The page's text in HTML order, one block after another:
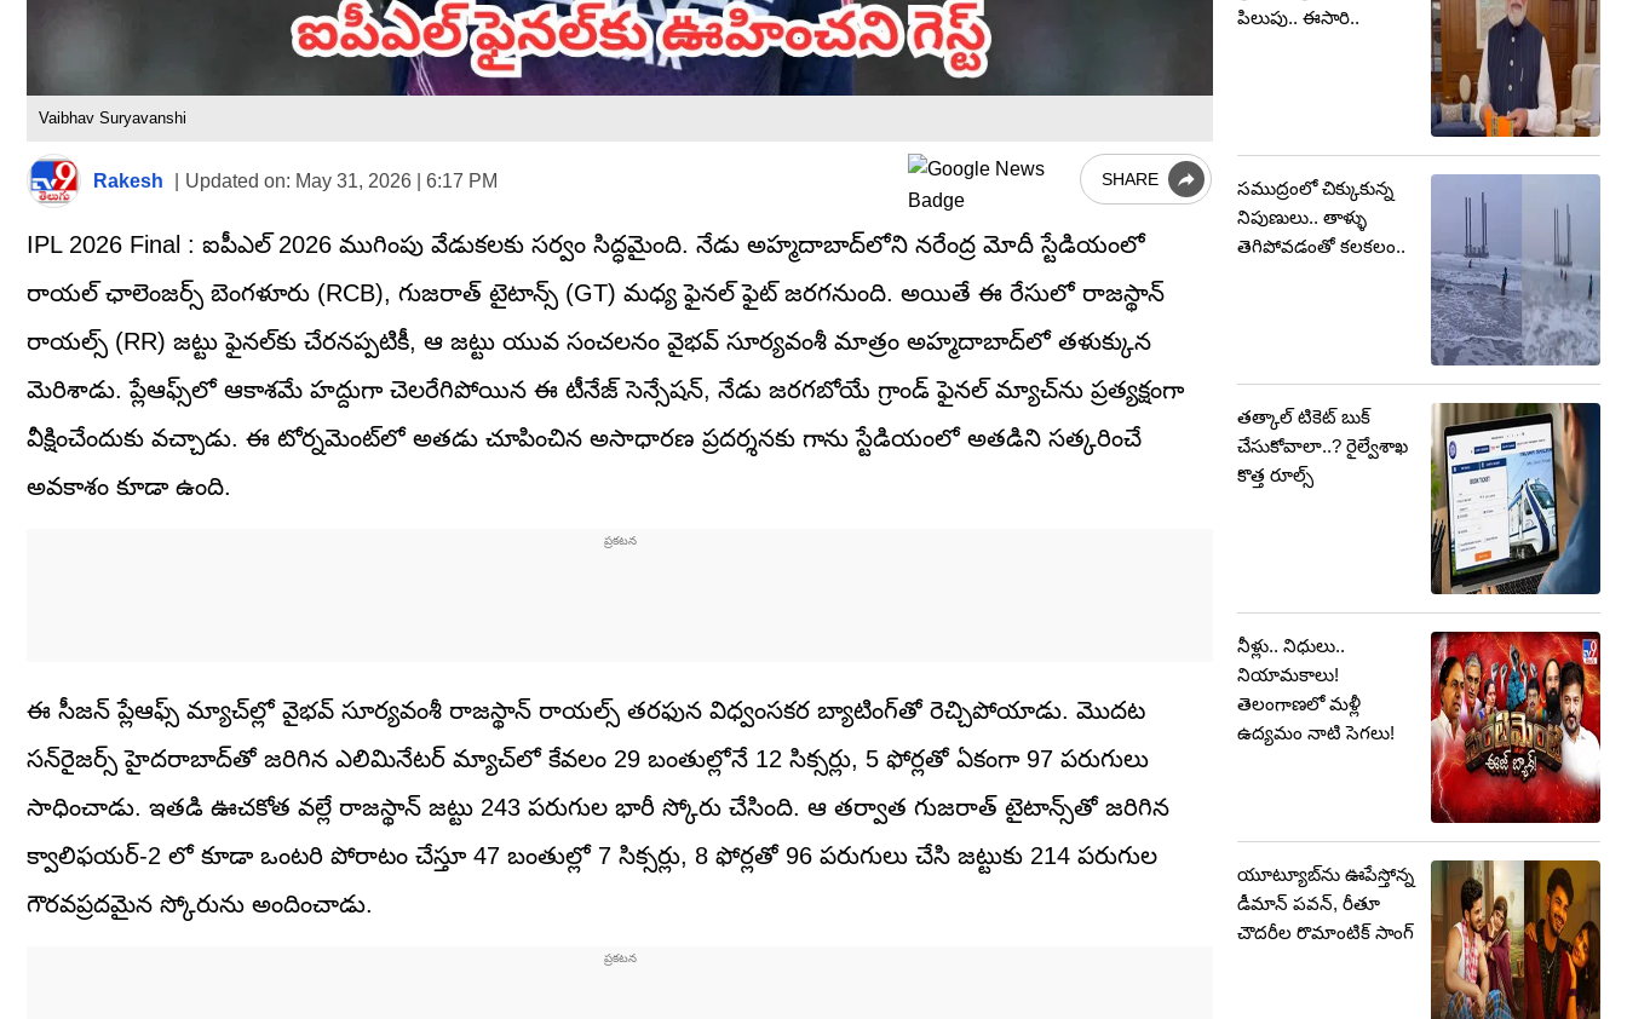
Vaibhav Suryavanshi
Rakesh Updated on: May 31, 2026 | 6:17 PM SHARE
IPL 2026 Final : ఐపీఎల్ 2026 ముగింపు వేడుకలకు సర్వం సిద్ధమైంది. నేడు అహ్మదాబాద్‌లోని నరేంద్ర మోదీ స్టేడియంలో
రాయల్ ఛాలెంజర్స్ బెంగళూరు (RCB), గుజరాత్ టైటాన్స్ (GT) మధ్య ఫైనల్ ఫైట్ జరగనుంది. అయితే ఈ రేసులో రాజస్థాన్
రాయల్స్ (RR) జట్టు ఫైనల్‌కు చేరనప్పటికీ, ఆ జట్టు యువ సంచలనం వైభవ్ సూర్యవంశీ మాత్రం అహ్మదాబాద్‌లో తళుక్కున
మెరిశాడు. ప్లేఆఫ్స్‌లో ఆకాశమే హద్దుగా చెలరేగిపోయిన ఈ టీనేజ్ సెన్సేషన్, నేడు జరగబోయే గ్రాండ్ ఫైనల్ మ్యాచ్‌ను ప్రత్యక్షంగా
వీక్షించేందుకు వచ్చాడు. ఈ టోర్నమెంట్‌లో అతడు చూపించిన అసాధారణ ప్రదర్శనకు గాను స్టేడియంలో అతడిని సత్కరించే
అవకాశం కూడా ఉంది.
ఈ సీజన్ ప్లేఆఫ్స్ మ్యాచ్‌ల్లో వైభవ్ సూర్యవంశీ రాజస్థాన్ రాయల్స్ తరఫున విధ్వంసకర బ్యాటింగ్‌తో రెచ్చిపోయాడు. మొదట
సన్‌రైజర్స్ హైదరాబాద్‌తో జరిగిన ఎలిమినేటర్ మ్యాచ్‌లో కేవలం 29 బంతుల్లోనే 12 సిక్సర్లు, 5 ఫోర్లతో ఏకంగా 97 పరుగులు
సాధించాడు. ఇతడి ఊచకోత వల్లే రాజస్థాన్ జట్టు 243 పరుగుల భారీ స్కోరు చేసింది. ఆ తర్వాత గుజరాత్ టైటాన్స్‌తో జరిగిన
క్వాలిఫయర్-2 లో కూడా ఒంటరి పోరాటం చేస్తూ 47 బంతుల్లో 7 సిక్సర్లు, 8 ఫోర్లతో 96 పరుగులు చేసి జట్టుకు 214 పరుగుల
గౌరవప్రదమైన స్కోరును అందించాడు.
పిలుపు.. ఈసారి..
సముద్రంలో చిక్కుకున్న
నిపుణులు.. తాళ్ళు
తెగిపోవడంతో కలకలం..
తత్కాల్ టికెట్ బుక్
చేసుకోవాలా..? రైల్వేశాఖ
కొత్త రూల్స్
నీళ్లు.. నిధులు..
నియామకాలు!
తెలంగాణలో మళ్లీ
ఉద్యమం నాటి సెగలు!
యూట్యూబ్‌ను ఊపేస్తోన్న
డీమాన్ పవన్, రీతూ
చౌదరీల రొమాంటిక్ సాంగ్